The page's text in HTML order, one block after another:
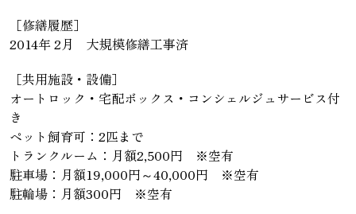
［修繕履歴］
2014年 2月 大規模修繕工事済
［共用施設・設備］
オートロック・宅配ボックス・コンシェルジュサービス付
き
ペット飼育可：2匹まで
トランクルーム：月額2,500円 ※空有
駐車場：月額19,000円～40,000円 ※空有
駐輪場：月額300円 ※空有